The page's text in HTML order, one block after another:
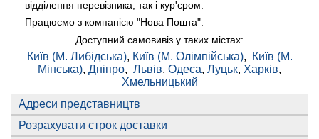
відділення перевізника, так і кур'єром.
Працюємо з компанією "Нова Пошта".
Доступний самовивіз у таких містах:
Київ (М. Либідська), Київ (М. Олімпійська),
Київ (М.
Мінська), Дніпро, Львів, Одеса, Луцьк, Харків,
Хмельницький
Адреси представництв
Розрахувати строк доставки